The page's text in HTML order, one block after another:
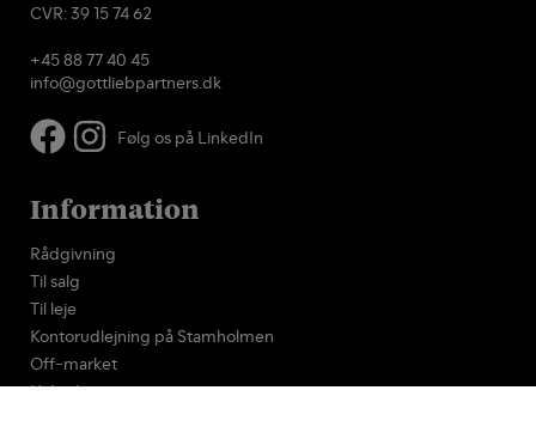
CVR: 39 15 74 62
+45 88 77 40 45
info@gottliebpartners.dk
Følg os på LinkedIn
Information
Rådgivning
Til salg
Til leje
Kontorudlejning på Stamholmen
Off-market
Nyheder